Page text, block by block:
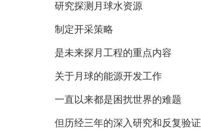
研究探测月球水资源
制定开采策略
是未来探月工程的重点内容
关于月球的能源开发工作
一直以来都是困扰世界的难题
但历经三年的深入研究和反复验证